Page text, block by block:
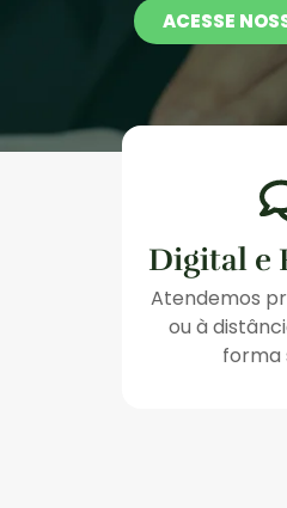
ACESSE
Digital e
Atendemos
ou à
forma